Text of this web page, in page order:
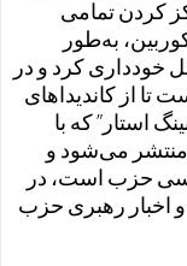
کردن تمامی
به‌طور
خودداری کرد و در
تا از کاندیداهای
استار” که با
منتشر می‌شود و
حزب است، در
و اخبار رهبری حزب